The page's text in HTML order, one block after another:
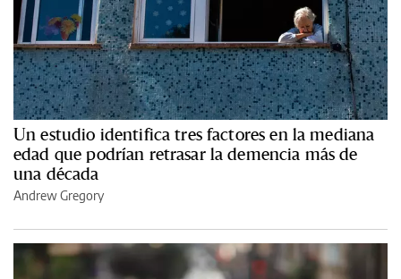
Un estudio identifica tres factores en la mediana
edad que podrían retrasar la demencia más de
una década
Andrew Gregory